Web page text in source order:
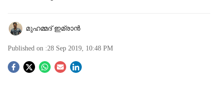
മുഹമ്മദ് ഇമ്രാന്‍
Published on :28 Sep 2019, 10:48 PM
S